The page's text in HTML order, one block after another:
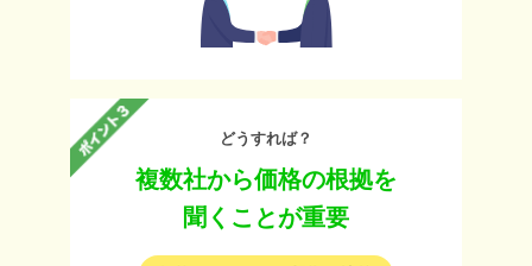
どうすれば？
複数社から価格の根拠を
聞くことが重要